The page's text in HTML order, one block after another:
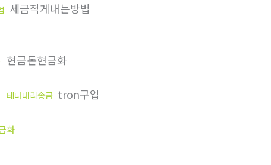
세금적게내는방법
현금돈현금화
테더대리송금 tron구입
화